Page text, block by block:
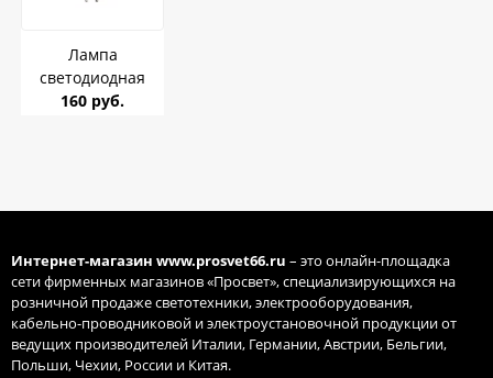
Лампа
светодиодная
General GLDEN-
160 руб.
Интернет-магазин www.prosvet66.ru – это онлайн-площадка
сети фирменных магазинов «Просвет», специализирующихся на
розничной продаже светотехники, электрооборудования,
кабельно-проводниковой и электроустановочной продукции от
ведущих производителей Италии, Германии, Австрии, Бельгии,
Польши, Чехии, России и Китая.